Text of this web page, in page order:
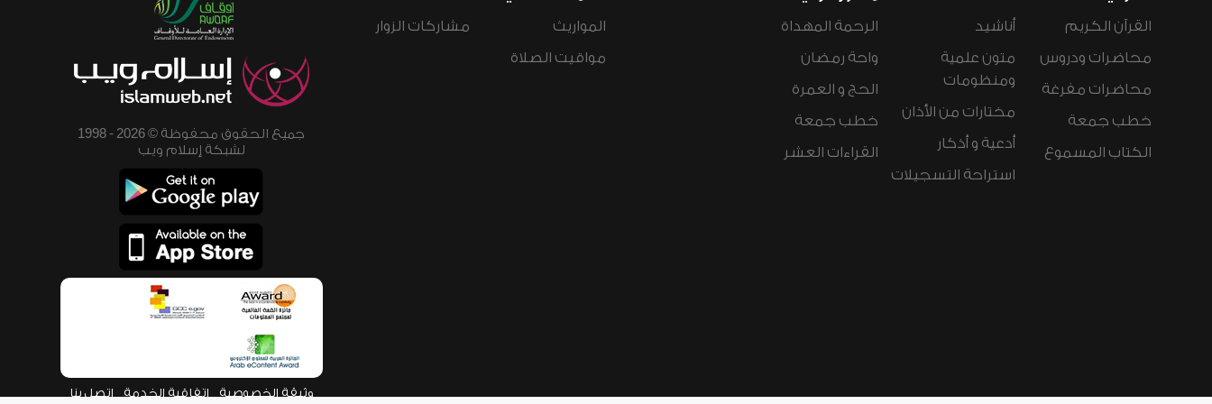
القرآن الكريم
محاضرات ودروس
محاضرات مفرغة
خطب جمعة
الكتاب المسموع
أناشيد
متون علمية
ومنظومات
مختارات من الأذان
أدعية و أذكار
استراحة التسجيلات
الرحمة المهداة
واحة رمضان
الحج و العمرة
خطب جمعة
القراءات العشر
المواريث
مواقيت الصلاة
مشاركات الزوار
جميع الحقوق محفوظة © 2026 - 1998
لشبكة إسلام ويب
وثيقة الخصوصية اتفاقية الخدمة اتصل بنا